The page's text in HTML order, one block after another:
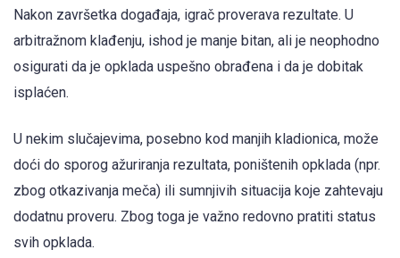
Nakon završetka događaja, igrač proverava rezultate. U
arbitražnom klađenju, ishod je manje bitan, ali je neophodno
osigurati da je opklada uspešno obrađena i da je dobitak
isplaćen.
U nekim slučajevima, posebno kod manjih kladionica, može
doći do sporog ažuriranja rezultata, poništenih opklada (npr.
zbog otkazivanja meča) ili sumnjivih situacija koje zahtevaju
dodatnu proveru. Zbog toga je važno redovno pratiti status
svih opklada.